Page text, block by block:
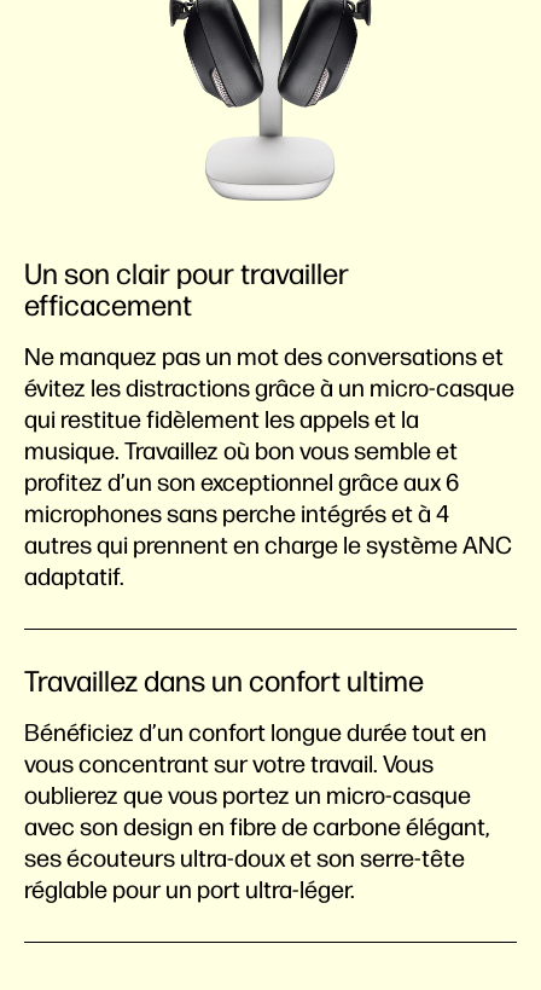
Un son clair pour travailler
efficacement
Ne manquez pas un mot des conversations et
évitez les distractions grâce à un micro-casque
qui restitue fidèlement les appels et la
musique. Travaillez où bon vous semble et
profitez d’un son exceptionnel grâce aux 6
microphones sans perche intégrés et à 4
autres qui prennent en charge le système ANC
adaptatif.
Travaillez dans un confort ultime
Bénéficiez d’un confort longue durée tout en
vous concentrant sur votre travail. Vous
oublierez que vous portez un micro-casque
avec son design en fibre de carbone élégant,
ses écouteurs ultra-doux et son serre-tête
réglable pour un port ultra-léger.